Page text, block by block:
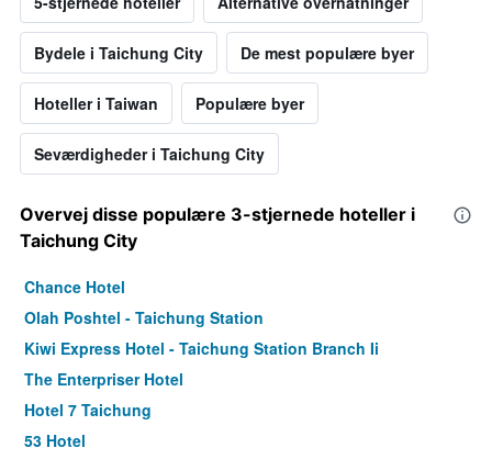
Bydele i Taichung City De mest populære byer
Hoteller i Taiwan Populære byer
Seværdigheder i Taichung City
Overvej disse populære 3-stjernede hoteller i
Taichung City
Chance Hotel
Olah Poshtel - Taichung Station
Kiwi Express Hotel - Taichung Station Branch Ii
The Enterpriser Hotel
Hotel 7 Taichung
53 Hotel